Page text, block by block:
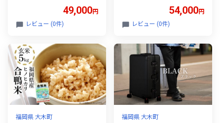
ス/ガンメタリック) [1000
4S] 福岡県 大木町 株式会
49,000円
レビュー (0件)
ボス/アイボリー) [12001
S] 福岡県 大木町 株式会社
54,000円
レビュー (0件)
福岡県 大木町 福岡県 大木町